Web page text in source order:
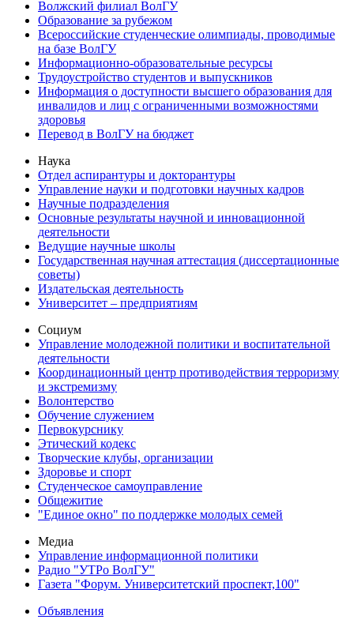
Волжский филиал ВолГУ
Образование за рубежом
Всероссийские студенческие олимпиады, проводимые
на базе ВолГУ
Информационно-образовательные ресурсы
Трудоустройство студентов и выпускников
Информация о доступности высшего образования для
инвалидов и лиц с ограниченными возможностями
здоровья
Перевод в ВолГУ на бюджет
Наука
Отдел аспирантуры и докторантуры
Управление науки и подготовки научных кадров
Научные подразделения
Основные результаты научной и инновационной
деятельности
Ведущие научные школы
Государственная научная аттестация (диссертационные
советы)
Издательская деятельность
Университет – предприятиям
Социум
Управление молодежной политики и воспитательной
деятельности
Координационный центр противодействия терроризму
и экстремизму
Волонтерство
Обучение служением
Первокурснику
Этический кодекс
Творческие клубы, организации
Здоровье и спорт
Студенческое самоуправление
Общежитие
"Единое окно" по поддержке молодых семей
Медиа
Управление информационной политики
Радио "УТРо ВолГУ"
Газета "Форум. Университетский проспект,100"
Объявления